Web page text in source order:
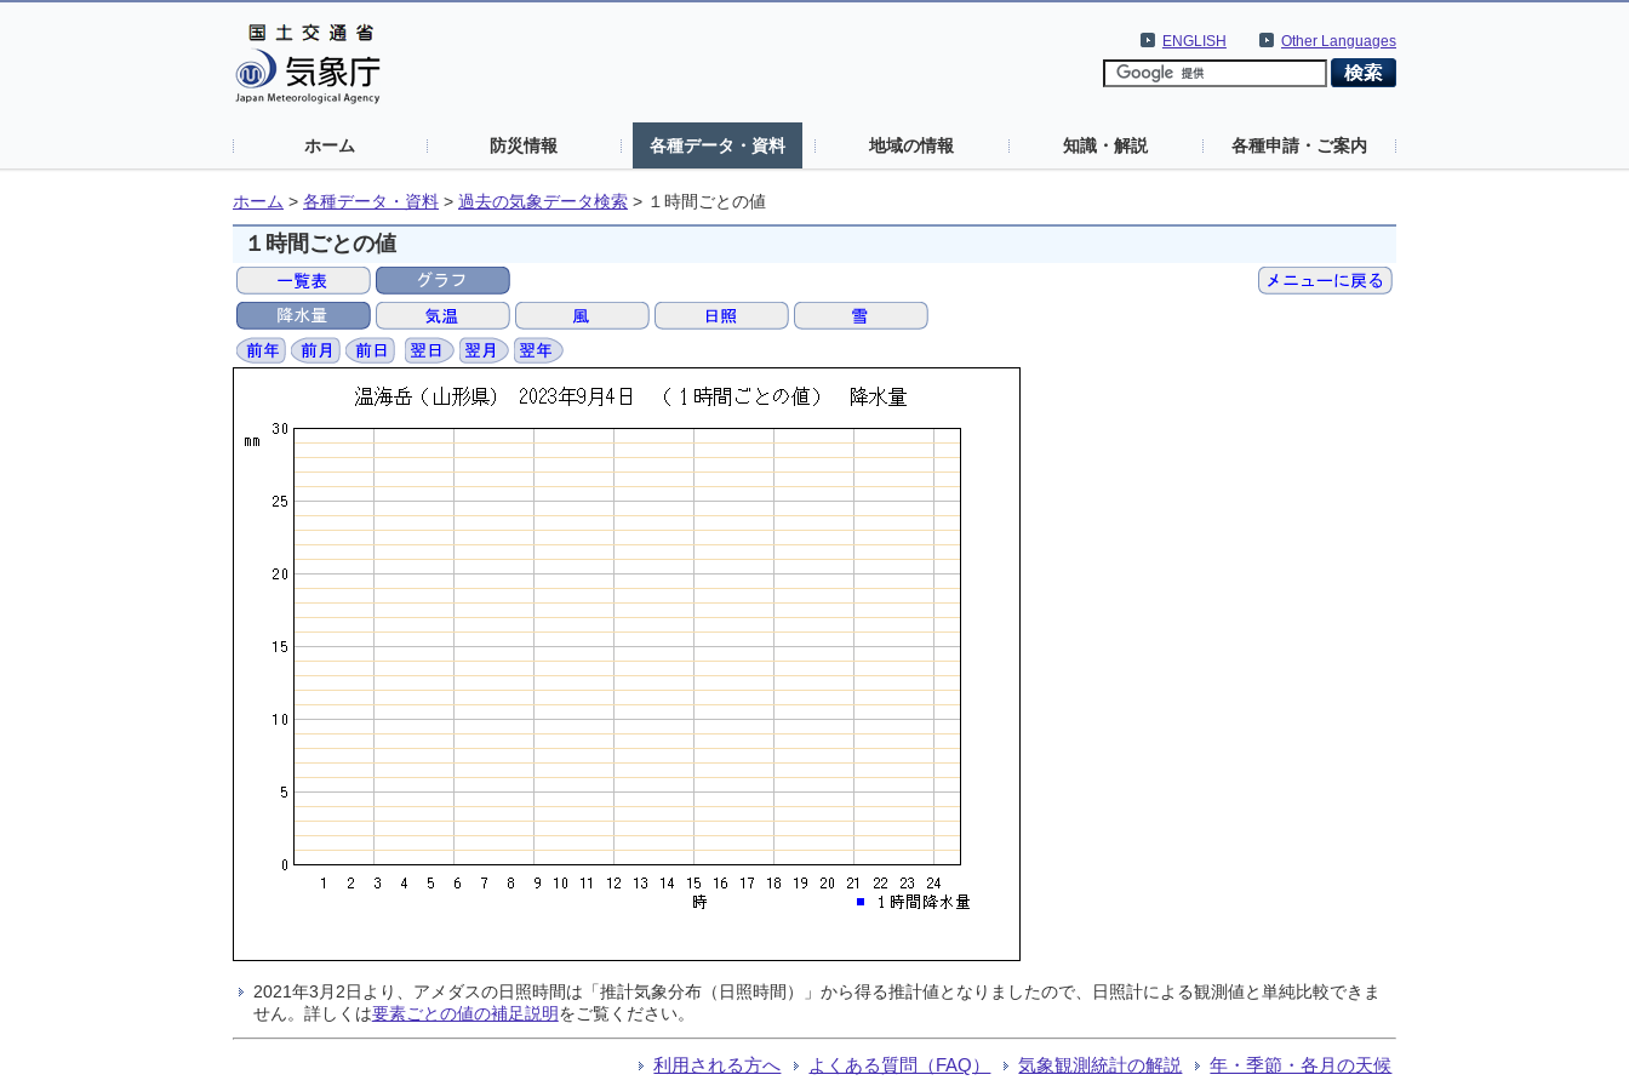
Other Languages
ENGLISH
ホーム 防災情報 各種データ・資料 地域の情報 知識・解説 各種申請・ご案内
ホーム > 各種データ・資料 > 過去の気象データ検索 > １時間ごとの値
１時間ごとの値
2021年3月2日より、アメダスの日照時間は「推計気象分布（日照時間）」から得る推計値となりましたので、日照計による観測値と単純比較できま
せん。詳しくは要素ごとの値の補足説明をご覧ください。
利用される方へ よくある質問（FAQ） 気象観測統計の解説 年・季節・各月の天候